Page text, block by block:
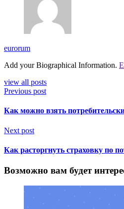
eurorum
Add your Biographical Information.
view all posts
Previous post
Как можно взять
Next post
Как расторгнуть страховку по
Возможно вам будет